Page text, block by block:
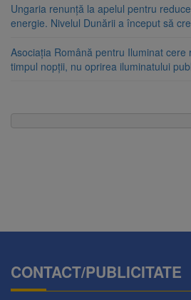
Ungaria renunță la apelul pentru
energie. Nivelul Dunării a început să
Asociația Română pentru Iluminat cere
timpul nopții, nu oprirea iluminatului
CONTACT/PUBLICITATE